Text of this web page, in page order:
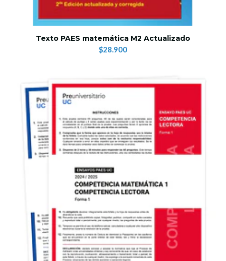
Texto PAES matemática M2 Actualizado
$28.900